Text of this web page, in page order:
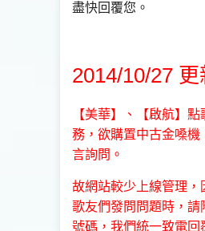
盡快回覆您。
2014/10/27 更
【美華】、【啟航】
務，欲購置中古金嗓機
言詢問。
故網站較少上線管理，
歌友們發問問題時，請
號碼，我們統一致電回